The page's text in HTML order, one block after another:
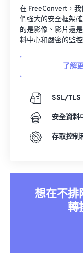
在 FreeConvert，
們強大的安全框架
的是影像、影片還
料中心和嚴密的監
了解
SSL/TLS
安全資料
存取控制
想在不排
轉